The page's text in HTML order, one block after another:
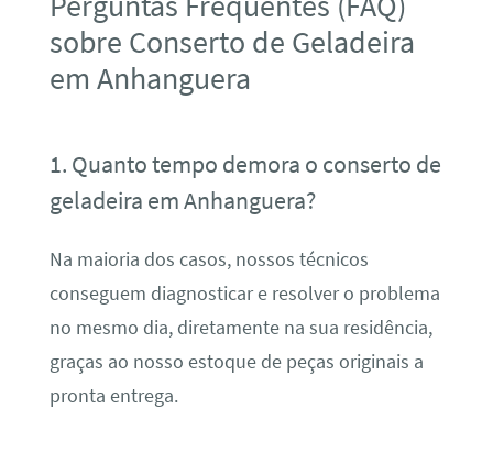
sobre Conserto de Geladeira
em Anhanguera
1. Quanto tempo demora o conserto de
geladeira em Anhanguera?
Na maioria dos casos, nossos técnicos
conseguem diagnosticar e resolver o problema
no mesmo dia, diretamente na sua residência,
graças ao nosso estoque de peças originais a
pronta entrega.